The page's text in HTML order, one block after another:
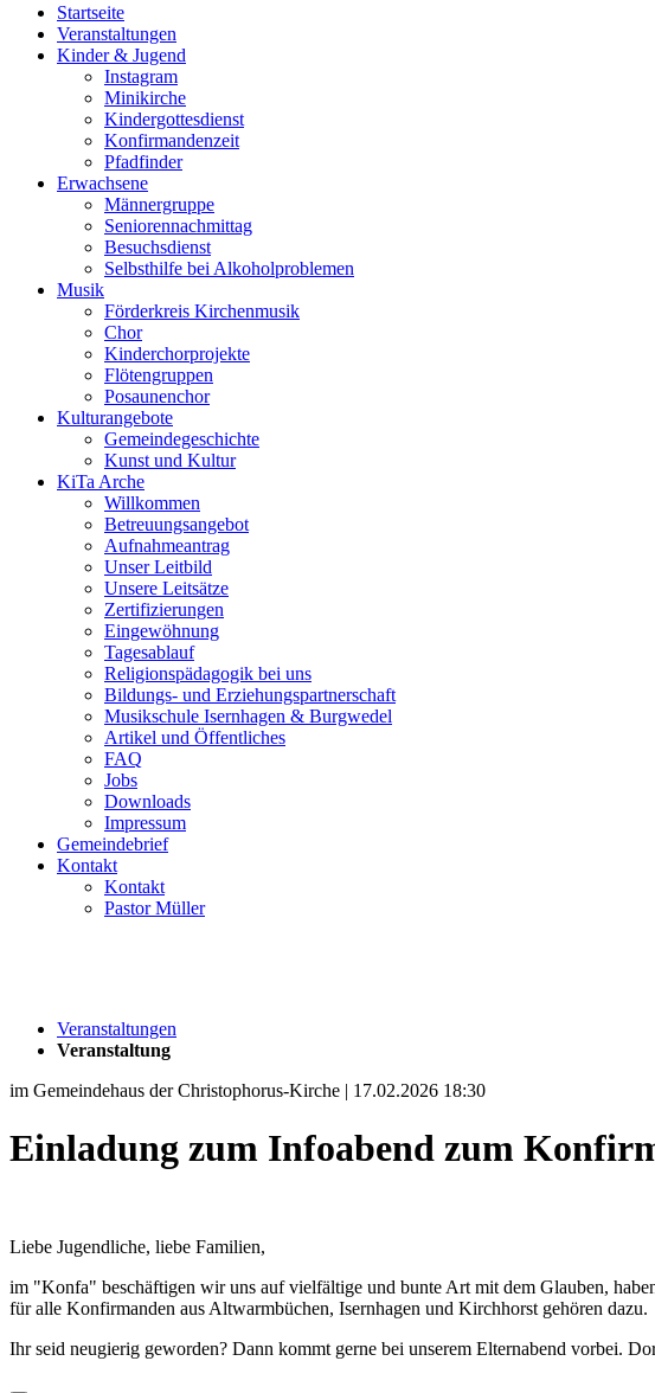
Startseite
Veranstaltungen
Kinder & Jugend
Instagram
Minikirche
Kindergottesdienst
Konfirmandenzeit
Pfadfinder
Erwachsene
Männergruppe
Seniorennachmittag
Besuchsdienst
Selbsthilfe bei Alkoholproblemen
Musik
Förderkreis Kirchenmusik
Chor
Kinderchorprojekte
Flötengruppen
Posaunenchor
Kulturangebote
Gemeindegeschichte
Kunst und Kultur
KiTa Arche
Willkommen
Betreuungsangebot
Aufnahmeantrag
Unser Leitbild
Unsere Leitsätze
Zertifizierungen
Eingewöhnung
Tagesablauf
Religionspädagogik bei uns
Bildungs- und Erziehungspartnerschaft
Musikschule Isernhagen & Burgwedel
Artikel und Öffentliches
FAQ
Jobs
Downloads
Impressum
Gemeindebrief
Kontakt
Kontakt
Pastor Müller
Veranstaltungen
Veranstaltung
im Gemeindehaus der Christophorus-Kirche | 17.02.2026 18:30
Einladung zum Infoabend zum
Liebe Jugendliche, liebe Familien,
im "Konfa" beschäftigen wir uns auf vielfältige und bunte Art mit dem Glauben,
für alle Konfirmanden aus Altwarmbüchen, Isernhagen und Kirchhorst gehören dazu.
Ihr seid neugierig geworden? Dann kommt gerne bei unserem Elternabend vorbei.